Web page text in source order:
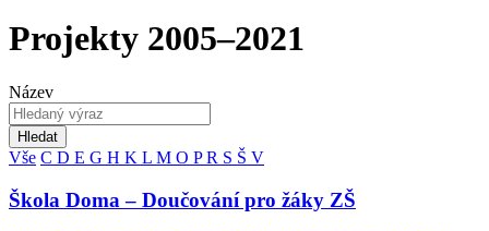
Projekty 2005–2021
Název
Hledat
Vše C D E G H K L M O PR S Š V
Škola Doma – Doučování pro žáky ZŠ